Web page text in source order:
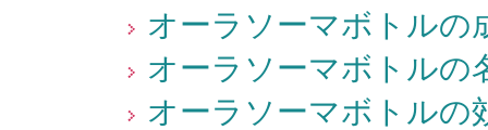
オーラソーマボトルの
オーラソーマボトルの
オーラソーマボトルの